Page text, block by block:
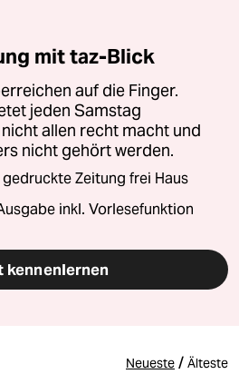
mit taz-Blick
auf die Finger.
jeden Samstag
allen recht macht und
nicht gehört werden.
Zeitung frei Haus
inkl. Vorlesefunktion
kennenlernen
Neueste / Älteste